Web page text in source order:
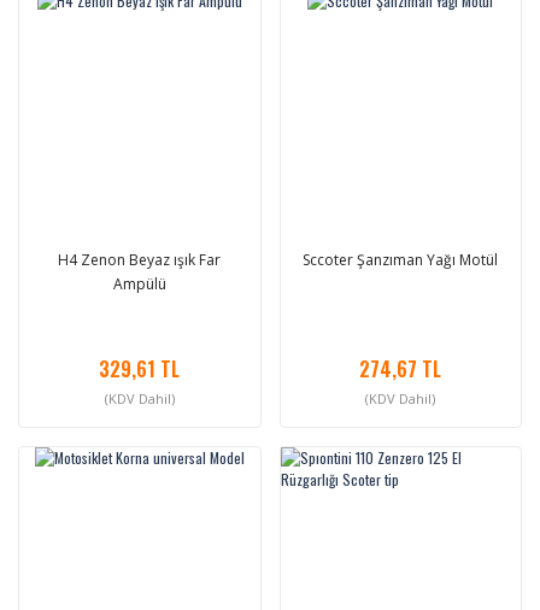
H4 Zenon Beyaz ışık Far
Ampülü
329,61 TL
(KDV Dahil)
Sccoter Şanzıman Yağı Motül
274,67 TL
(KDV Dahil)